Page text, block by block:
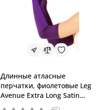
Длинные атласные
перчатки, фиолетовые Leg
Avenue Extra Long Satin
Gloves Purple, One Size